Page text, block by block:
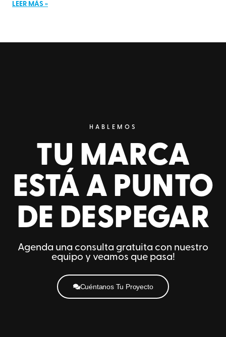
LEER MÁS »
HABLEMOS
TU MARCA
ESTÁ A PUNTO
DE DESPEGAR
Agenda una consulta gratuita con nuestro
equipo y veamos que pasa!
Cuéntanos Tu Proyecto